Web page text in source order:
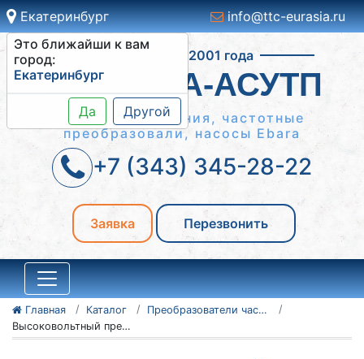
Екатеринбург
Это ближайши к вам
город:
Екатеринбург
Да Другой
info@ttc-eurasia.ru
Работаем с 2001 года
СИСТЕМА-АСУТП
Шкафы управления, частотные
преобразовали, насосы Ebara
+7 (343) 345-28-22
Заявка Перезвонить
Главная Каталог
Преобразователи частоты VEDADRIVE
Высоковольтный преобразователь частоты VEDADRIVE VD-3700U4F531AX205 3700 кВА 11 кВ 2950 кВт